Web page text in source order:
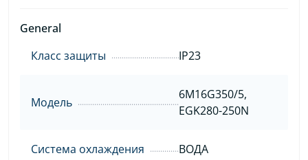
General
Класс защиты
IP23
Модель
6M16G350/5,
EGK280-250N
Система охлаждения ВОДА